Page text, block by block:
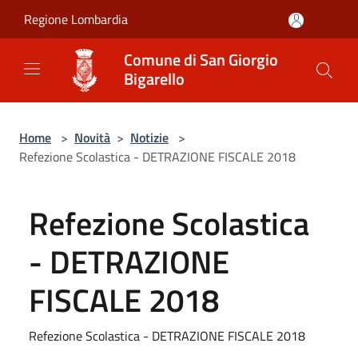
Regione Lombardia
Comune di San Giorgio
Bigarello
Home > Novità > Notizie >
Refezione Scolastica - DETRAZIONE FISCALE 2018
Refezione Scolastica
- DETRAZIONE
FISCALE 2018
Refezione Scolastica - DETRAZIONE FISCALE 2018